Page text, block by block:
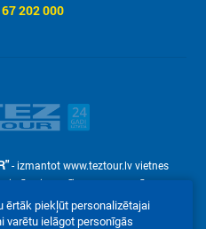
202 000
- izmantot www.teztour.lv vietnes
pēc pieprasījuma – ar uzņēmuma
SIA "TEZ TOUR".
iela 2, Mārupe, Latvija LV-
ērtāk piekļūt personalizētajai
varētu ielāgot personīgās